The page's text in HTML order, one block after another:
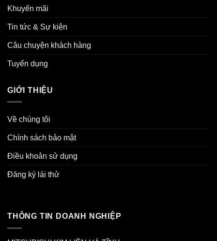
Khuyến mãi
Tin tức & Sự kiện
Câu chuyện khách hàng
Tuyển dụng
GIỚI THIỆU
Về chúng tôi
Chính sách bảo mật
Điều khoản sử dụng
Đăng ký lái thử
THÔNG TIN DOANH NGHIỆP